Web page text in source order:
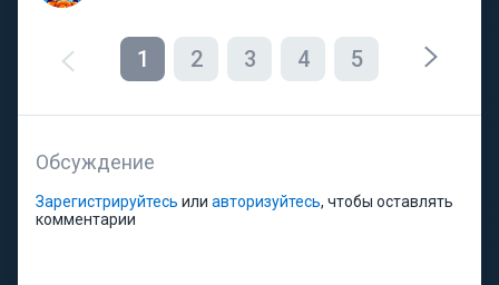
1 2 3 4 5
Обсуждение
Зарегистрируйтесь или авторизуйтесь, чтобы оставлять
комментарии